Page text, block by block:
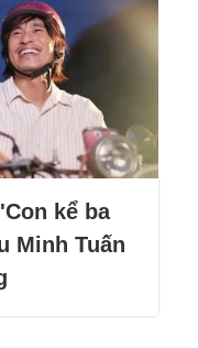
kể ba
Minh Tuấn